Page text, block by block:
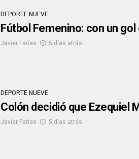
DEPORTE NUEVE
Fútbol Femenino: con un
Javier Farías 5 días atrás
DEPORTE NUEVE
Colón decidió que Ezequiel
Javier Farías 5 días atrás